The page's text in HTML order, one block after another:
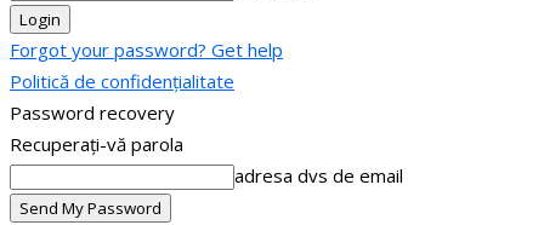
Forgot your password? Get help
Politică de confidențialitate
Password recovery
Recuperați-vă parola
adresa dvs de email